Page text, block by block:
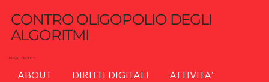
CONTRO OLIGOPOLIO DEGLI
ALGORITMI
PRIVACY POLICY
ABOUT DIRITTI DIGITALI ATTIVITA'